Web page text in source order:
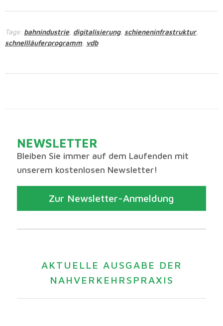
Tags: bahnindustrie, digitalisierung, schieneninfrastruktur,
schnellläuferprogramm vdb
NEWSLETTER
Bleiben Sie immer auf dem Laufenden mit
unserem kostenlosen Newsletter!
Zur Newsletter-Anmeldung
AKTUELLE AUSGABE DER
NAHVERKEHRSPRAXIS